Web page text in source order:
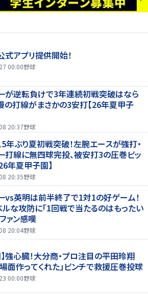
式アプリ提供開始！
00:00野球
が逆転負けで3年連続初戦突破はなら
打線がまさかの3安打【26年夏甲子
20:37野球
年ぶり夏初戦突破！左腕エースが強打・
打線に無四球完投、被安打3の圧巻ピッ
年夏甲子園】
20:35野球
vs英明は前半終了で1対1の好ゲーム！
ルな攻防に「1回戦で当たるのはもったい
ァン感嘆
20:04野球
】強心臓！大分商・プロ注目の平田玲翔
場面作ってくれた」ピンチで救援圧巻投球
00:00野球